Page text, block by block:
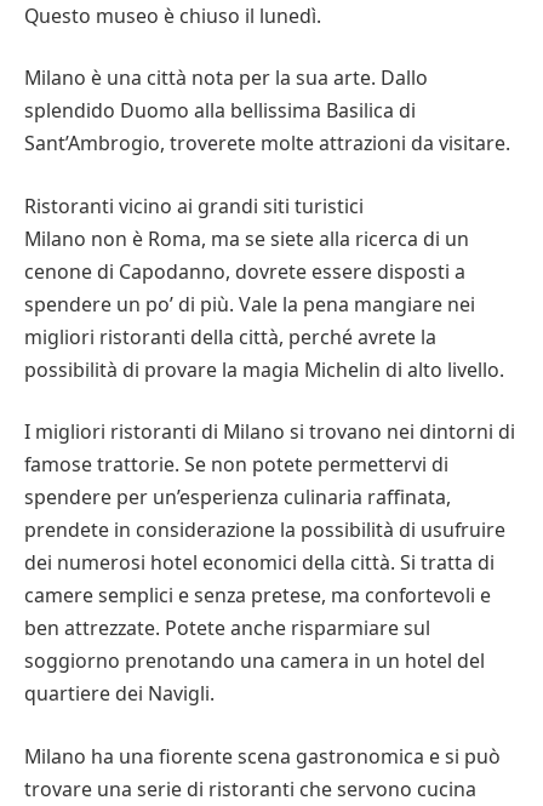
Questo museo è chiuso il lunedì.
Milano è una città nota per la sua arte. Dallo
splendido Duomo alla bellissima Basilica di
Sant’Ambrogio, troverete molte attrazioni da visitare.
Ristoranti vicino ai grandi siti turistici
Milano non è Roma, ma se siete alla ricerca di un
cenone di Capodanno, dovrete essere disposti a
spendere un po’ di più. Vale la pena mangiare nei
migliori ristoranti della città, perché avrete la
possibilità di provare la magia Michelin di alto livello.
I migliori ristoranti di Milano si trovano nei dintorni di
famose trattorie. Se non potete permettervi di
spendere per un’esperienza culinaria raffinata,
prendete in considerazione la possibilità di usufruire
dei numerosi hotel economici della città. Si tratta di
camere semplici e senza pretese, ma confortevoli e
ben attrezzate. Potete anche risparmiare sul
soggiorno prenotando una camera in un hotel del
quartiere dei Navigli.
Milano ha una fiorente scena gastronomica e si può
trovare una serie di ristoranti che servono cucina